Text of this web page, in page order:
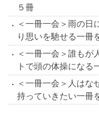
５冊
＜一冊一会＞雨の日
り思いを馳せる一冊
＜一冊一会＞誰もが
トで頭の体操になる
＜一冊一会＞人はな
持っていきたい一冊